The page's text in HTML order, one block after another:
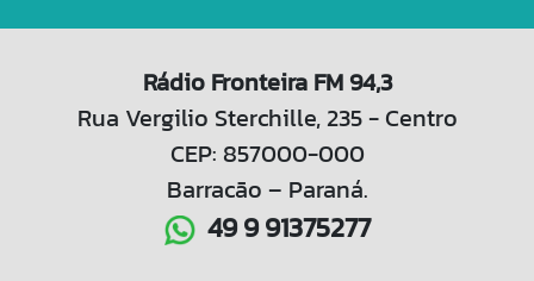
Rádio Fronteira FM 94,3
Rua Vergilio Sterchille, 235 - Centro
CEP: 857000-000
Barracão – Paraná.
49 9 91375277